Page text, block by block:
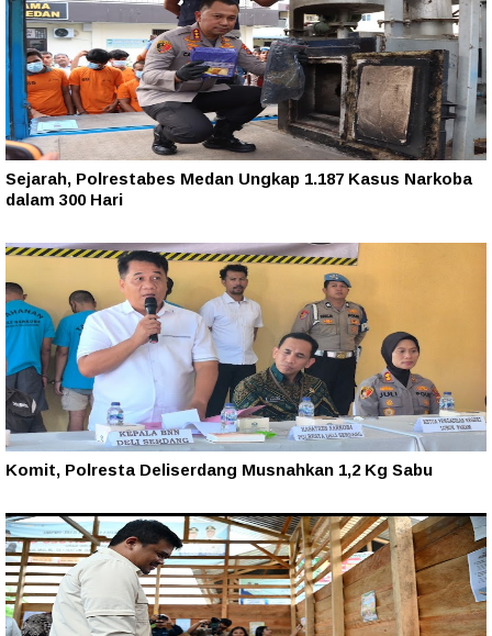
Sejarah, Polrestabes Medan Ungkap 1.187 Kasus Narkoba
dalam 300 Hari
Komit, Polresta Deliserdang Musnahkan 1,2 Kg Sabu